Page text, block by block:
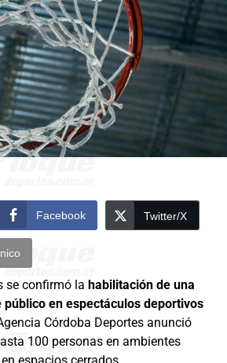
Facebook Twitter/X
se confirmó la habilitación de una
en espectáculos deportivos
Córdoba Deportes anunció
100 personas en ambientes